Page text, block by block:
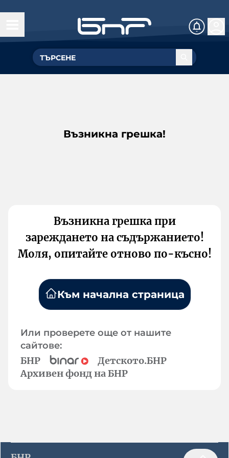
Възникна грешка!
Възникна грешка при
зареждането на съдържанието!
Моля, опитайте отново по-късно!
Към начална страница
Или проверете още от нашите
сайтове:
БНР
Детското.БНР
Архивен фонд на БНР